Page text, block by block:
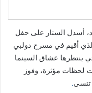
أسدل الستار على حفل
الذي أقيم في مسرح دولبي
ينتظرها عشاق السينما
لحظات مؤثرة، وفوز
تنسى.